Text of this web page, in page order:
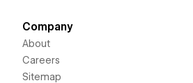
Company
About
Careers
Sitemap